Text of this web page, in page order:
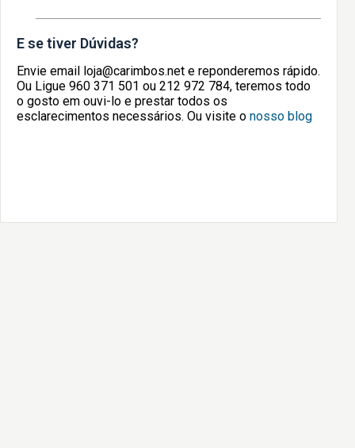
E se tiver Dúvidas?
Envie email loja@carimbos.net e reponderemos rápido.
Ou Ligue 960 371 501 ou 212 972 784, teremos todo
o gosto em ouvi-lo e prestar todos os
esclarecimentos necessários. Ou visite o nosso blog